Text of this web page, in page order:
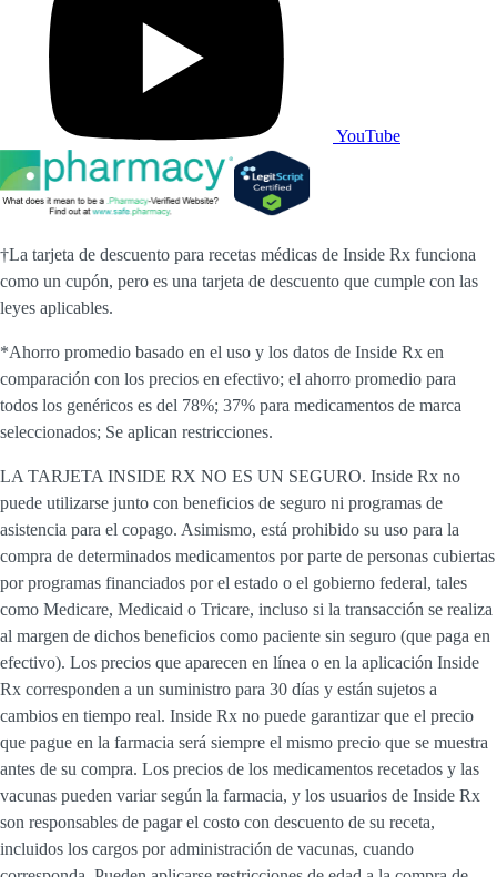
YouTube
†La tarjeta de descuento para recetas médicas de Inside Rx funciona
como un cupón, pero es una tarjeta de descuento que cumple con las
leyes aplicables.
*Ahorro promedio basado en el uso y los datos de Inside Rx en
comparación con los precios en efectivo; el ahorro promedio para
todos los genéricos es del 78%; 37% para medicamentos de marca
seleccionados; Se aplican restricciones.
LA TARJETA INSIDE RX NO ES UN SEGURO. Inside Rx no
puede utilizarse junto con beneficios de seguro ni programas de
asistencia para el copago. Asimismo, está prohibido su uso para la
compra de determinados medicamentos por parte de personas cubiertas
por programas financiados por el estado o el gobierno federal, tales
como Medicare, Medicaid o Tricare, incluso si la transacción se realiza
al margen de dichos beneficios como paciente sin seguro (que paga en
efectivo). Los precios que aparecen en línea o en la aplicación Inside
Rx corresponden a un suministro para 30 días y están sujetos a
cambios en tiempo real. Inside Rx no puede garantizar que el precio
que pague en la farmacia será siempre el mismo precio que se muestra
antes de su compra. Los precios de los medicamentos recetados y las
vacunas pueden variar según la farmacia, y los usuarios de Inside Rx
son responsables de pagar el costo con descuento de su receta,
incluidos los cargos por administración de vacunas, cuando